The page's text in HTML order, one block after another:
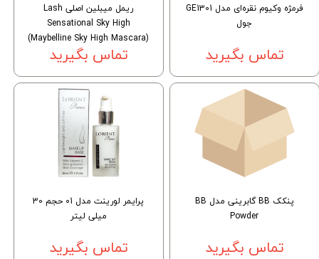
فرمژه وکیوم نقره‌ای مدل GE1301
جول
تماس بگیرید
ریمل میبلین اصلی Lash
Sensational Sky High
(Maybelline Sky High Mascara)
تماس بگیرید
پنکک BB گابرینی مدل BB
Powder
تماس بگیرید
پرایمر لورینت مدل 01 حجم 30
میلی لیتر
تماس بگیرید